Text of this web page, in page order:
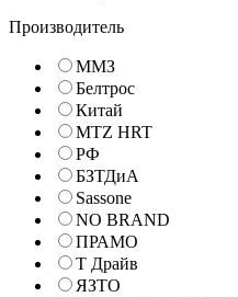
Производитель
ММЗ
Белтрос
Китай
MTZ HRT
РФ
БЗТДиА
Sassone
NO BRAND
ПРАМО
Т Драйв
ЯЗТО